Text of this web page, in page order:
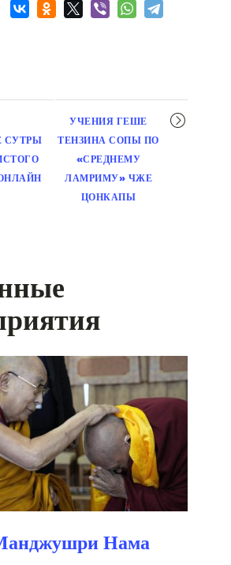
СУТРЫ
УЧЕНИЯ ГЕШЕ
ТЕНЗИНА СОПЫ ПО
«СРЕДНЕМУ
ЛАМРИМУ» ЧЖЕ
ЦОНКАПЫ
Нама